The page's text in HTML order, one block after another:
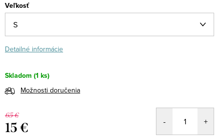
Veľkosť
Detailné informácie
Skladom (1 ks)
Možnosti doručenia
65 €
15 €